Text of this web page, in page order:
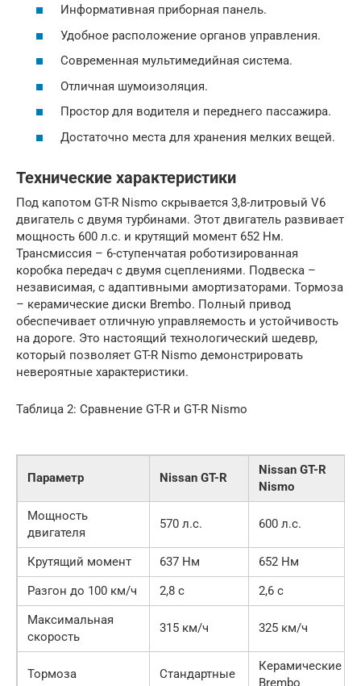
Информативная приборная панель.
Удобное расположение органов управления.
Современная мультимедийная система.
Отличная шумоизоляция.
Простор для водителя и переднего пассажира.
Достаточно места для хранения мелких вещей.
Технические характеристики
Под капотом GT-R Nismo скрывается 3,8-литровый V6
двигатель с двумя турбинами. Этот двигатель развивает
мощность 600 л.с. и крутящий момент 652 Нм.
Трансмиссия – 6-ступенчатая роботизированная
коробка передач с двумя сцеплениями. Подвеска –
независимая, с адаптивными амортизаторами. Тормоза
– керамические диски Brembo. Полный привод
обеспечивает отличную управляемость и устойчивость
на дороге. Это настоящий технологический шедевр,
который позволяет GT-R Nismo демонстрировать
невероятные характеристики.
Таблица 2: Сравнение GT-R и GT-R Nismo
Параметр Nissan GT-R
Nissan GT-R
Nismo
Мощность
двигателя
570 л.с. 600 л.с.
Крутящий момент 637 Нм
652 Нм
Разгон до 100 км/ч
2,8 с
2,6 с
Максимальная
скорость
315 км/ч 325 км/ч
Тормоза Стандартные
Керамические
Brembo